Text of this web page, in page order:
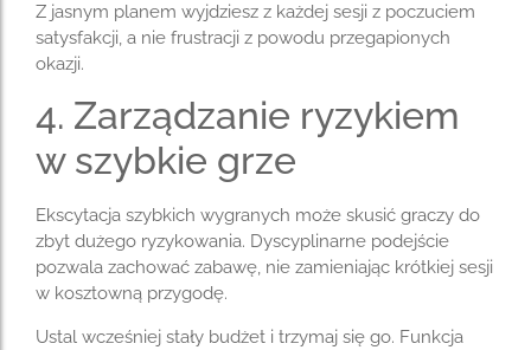
Z jasnym planem wyjdziesz z każdej sesji z poczuciem
satysfakcji, a nie frustracji z powodu przegapionych
okazji.
4. Zarządzanie ryzykiem
w szybkie grze
Ekscytacja szybkich wygranych może skusić graczy do
zbyt dużego ryzykowania. Dyscyplinarne podejście
pozwala zachować zabawę, nie zamieniając krótkiej sesji
w kosztowną przygodę.
Ustal wcześniej stały budżet i trzymaj się go. Funkcja